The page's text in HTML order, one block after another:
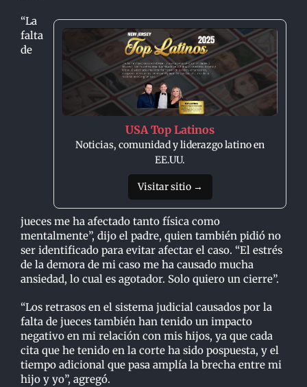
USA Top Latinos
Noticias, comunidad y liderazgo latino en
EE.UU.
Visitar sitio →
“La
falta
de
jueces me ha afectado tanto física como
mentalmente”, dijo el padre, quien tambiénpidió no
ser identificado para evitar afectar el caso. “El estrés
de la demora de mi caso me ha causado mucha
ansiedad, lo cual es agotador. Solo quiero un cierre”.
“Los retrasos en el sistema judicial causados por la
falta de jueces también han tenido un impacto
negativo en mi relación con mis hijos, ya que cada
cita que he tenido en la corte ha sidopospuesta, y el
tiempo adicional que pasa amplía la brecha entre mi
hijo y yo”, agregó.